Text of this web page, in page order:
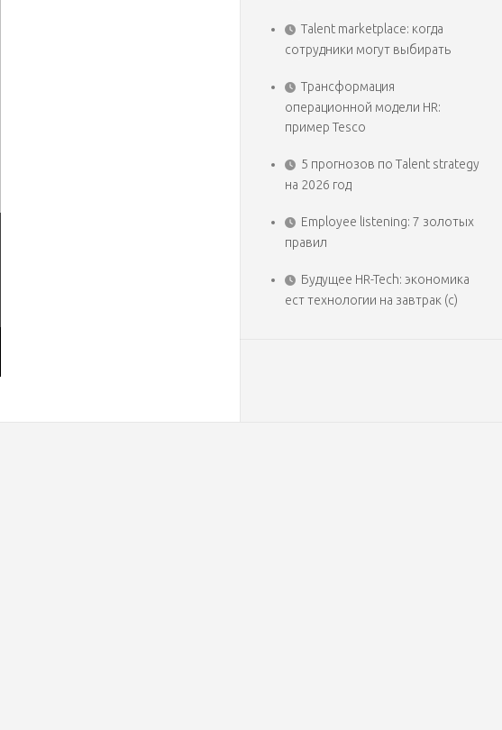
Talent marketplace: когда
сотрудники могут выбирать
Трансформация
операционной модели HR:
пример Tesco
5 прогнозов по Talent strategy
на 2026 год
Employee listening: 7 золотых
правил
Будущее HR-Tech: экономика
ест технологии на завтрак (с)